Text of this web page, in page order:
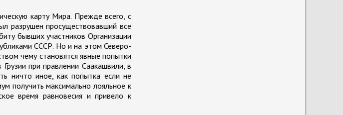
карту Мира. Прежде всего, с
разрушен просуществовавший все
бывших участников Организации
СССР. Но и на этом Северо-
чему становятся явные попытки
при правлении Саакашвили, в
ничто иное, как попытка если не
получить максимально лояльное к
время равновесия и привело к